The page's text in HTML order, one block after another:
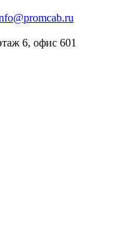
6, офис 601